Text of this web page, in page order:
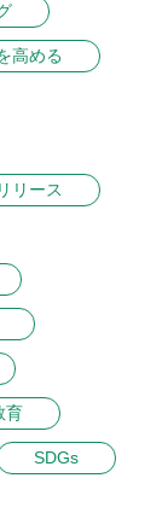
高める
リリース
育
SDGs